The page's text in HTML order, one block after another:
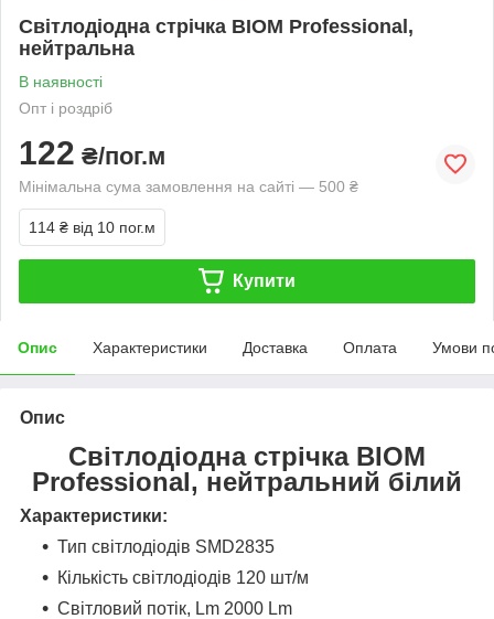
Світлодіодна стрічка BIOM Professional,
нейтральна
В наявності
Опт і роздріб
122 ₴/пог.м
Мінімальна сума замовлення на сайті — 500 ₴
114 ₴ від 10 пог.м
Купити
Опис Характеристики Доставка Оплата Умови
Опис
Світлодіодна стрічка BIOM
Professional, нейтральний білий
Характеристики:
Тип світлодіодів SMD2835
Кількість світлодіодів 120 шт/м
Світловий потік, Lm 2000 Lm